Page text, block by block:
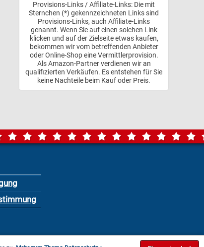
Provisions-Links / Affiliate-Links: Die mit
Sternchen (*) gekennzeichneten Links sind
Provisions-Links, auch Affiliate-Links
genannt. Wenn Sie auf einen solchen Link
klicken und auf der Zielseite etwas kaufen,
bekommen wir vom betreffenden Anbieter
oder Online-Shop eine Vermittlerprovision.
Als Amazon-Partner verdienen wir an
qualifizierten Verkäufen. Es entstehen für Sie
keine Nachteile beim Kauf oder Preis.